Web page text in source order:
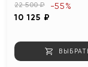
22 500 ₽
10 125 ₽
-55%